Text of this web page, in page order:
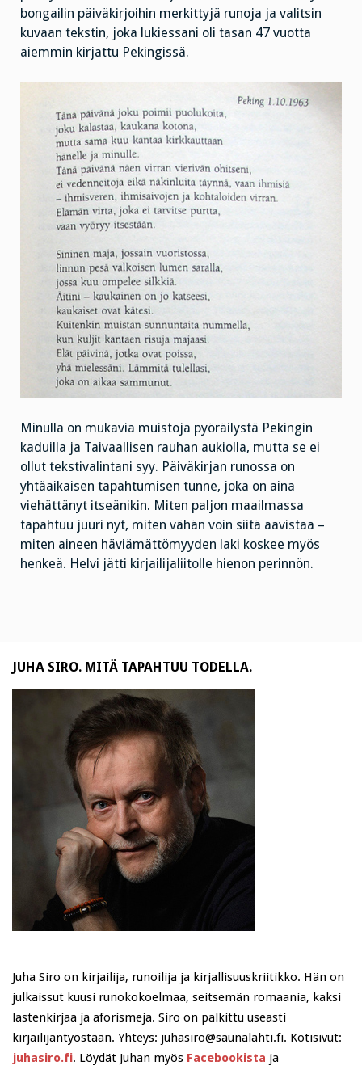
bongailin päiväkirjoihin merkittyjä runoja ja valitsin
kuvaan tekstin, joka lukiessani oli tasan 47 vuotta
aiemmin kirjattu Pekingissä.
Minulla on mukavia muistoja pyöräilystä Pekingin
kaduilla ja Taivaallisen rauhan aukiolla, mutta se ei
ollut tekstivalintani syy. Päiväkirjan runossa on
yhtäaikaisen tapahtumisen tunne, joka on aina
viehättänyt itseänikin. Miten paljon maailmassa
tapahtuu juuri nyt, miten vähän voin siitä aavistaa –
miten aineen häviämättömyyden laki koskee myös
henkeä. Helvi jätti kirjailijaliitolle hienon perinnön.
JUHA SIRO. MITÄ TAPAHTUU TODELLA.
Juha Siro on kirjailija, runoilija ja kirjallisuuskriitikko. Hän on
julkaissut kuusi runokokoelmaa, seitsemän romaania, kaksi
lastenkirjaa ja aforismeja. Siro on palkittu useasti
kirjailijantyöstään. Yhteys: juhasiro@saunalahti.fi. Kotisivut:
juhasiro.fi. Löydät Juhan myös Facebookista ja